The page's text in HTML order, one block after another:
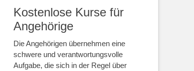
Kostenlose Kurse für
Angehörige
Die Angehörigen übernehmen eine
schwere und verantwortungsvolle
Aufgabe, die sich in der Regel über